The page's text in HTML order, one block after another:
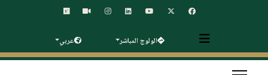
الولوج المباشر عربي